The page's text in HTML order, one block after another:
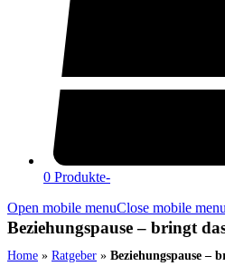
0 Produkte-
Open mobile menuClose mobile menu
Beziehungspause – bringt
Home » Ratgeber » Beziehungspause –